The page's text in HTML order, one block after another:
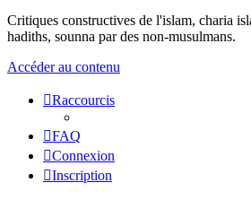
Critiques constructives de l'islam, charia
hadiths, sounna par des non-musulmans.
Accéder au contenu
Raccourcis
FAQ
Connexion
Inscription